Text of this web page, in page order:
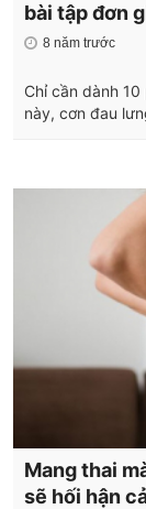
bài tập đơn
8 năm trước
Chỉ cần dành
này, cơn đau
Mang thai
sẽ hối hận